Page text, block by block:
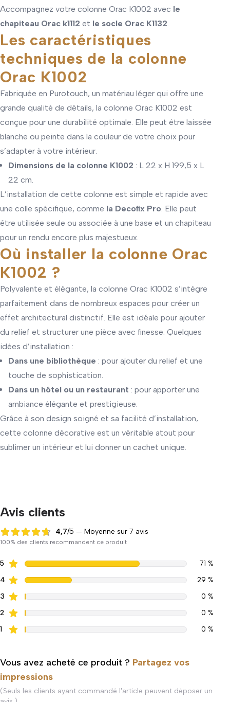
Accompagnez votre colonne Orac K1002 avec le
chapiteau Orac k1112 et le socle Orac K1132
Les caractéristiques
techniques de la colonne
Orac K1002
Fabriquée en Purotouch, un matériau léger qui offre une
grande qualité de détails, la colonne Orac K1002 est
conçue pour une durabilité optimale. Elle peut être laissée
blanche ou peinte dans la couleur de votre choix pour
s’adapter à votre intérieur.
Dimensions de la colonne K1002 : L 22 x H 199,5 x L
22 cm.
L’installation de cette colonne est simple et rapide avec
une colle spécifique, comme la Decofix Pro . Elle peut
être utilisée seule ou associée à une base et un chapiteau
pour un rendu encore plus majestueux.
Où installer la colonne Orac
K1002 ?
Polyvalente et élégante, la colonne Orac K1002 s’intègre
parfaitement dans de nombreux espaces pour créer un
effet architectural distinctif. Elle est idéale pour ajouter
du relief et structurer une pièce avec finesse. Quelques
idées d’installation :
Dans une bibliothèque : pour ajouter du relief et une
touche de sophistication.
Dans un hôtel ou un restaurant : pour apporter une
ambiance élégante et prestigieuse.
Grâce à son design soigné et sa facilité d’installation,
cette colonne décorative est un véritable atout pour
sublimer un intérieur et lui donner un cachet unique.
Avis clients
4,7 sur 5
4,7/5 — Moyenne sur 7 avis
100% des clients recommandent ce produit
5
71 %
4
29 %
3
0 %
2
0 %
1
0 %
Vous avez acheté ce produit ? Partagez vos
impressions
(Seuls les clients ayant commandé l'article peuvent déposer un